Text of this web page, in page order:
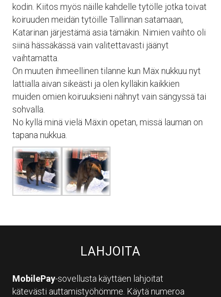
kodin. Kiitos myös näille kahdelle tytölle jotka toivat
koiruuden meidän tytöille Tallinnan satamaan,
Katarinan järjestämä asia tämäkin. Nimien vaihto oli
siinä hässäkässä vain valitettavasti jäänyt
vaihtamatta.
On muuten ihmeellinen tilanne kun Mäx nukkuu nyt
lattialla aivan sikeästi ja olen kylläkin kaikkien
muiden omien koiruuksieni nähnyt vain sängyssä tai
sohvalla.
No kyllä minä vielä Mäxin opetan, missä lauman on
tapana nukkua.
LAHJOITA
MobilePay-sovellusta käyttäen lahjoitat
kätevästi auttamistyöhömme. Käytä numeroa